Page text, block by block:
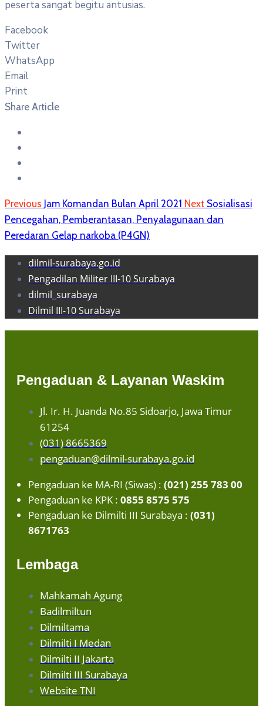
peserta sangat begitu antusias.
Facebook
Twitter
WhatsApp
Email
Print
Share Article
Previous Jam Komandan Bulan April 2021 Next Sosialisasi
Pencegahan, Pemberantasan, Penyalagunaan dan
Peredaran Gelap narkoba (P4GN)
dilmil-surabaya.go.id
Pengadilan Militer III-10 Surabaya
dilmil_surabaya
Dilmil III-10 Surabaya
Pengaduan & Layanan Waskim
Jl. Ir. H. Juanda No.85 Sidoarjo, Jawa Timur
61254
(031) 8665369
pengaduan@dilmil-surabaya.go.id
Pengaduan ke MA-RI (Siwas) : (021) 255 783 00
Pengaduan ke KPK : 0855 8575 575
Pengaduan ke Dilmilti III Surabaya : (031)
8671763
Lembaga
Mahkamah Agung
Badilmiltun
Dilmiltama
Dilmilti I Medan
Dilmilti II Jakarta
Dilmilti III Surabaya
Website TNI